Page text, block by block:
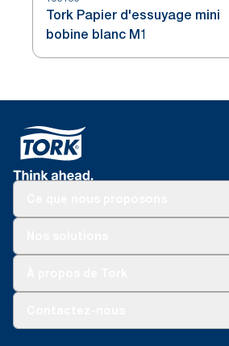
Tork Papier d'essuyage mini
bobine blanc M1